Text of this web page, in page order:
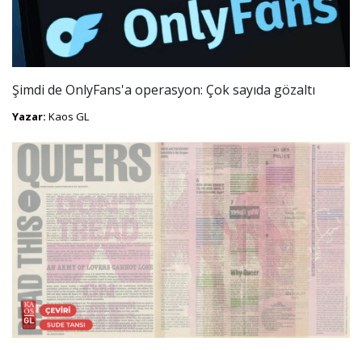
Şimdi de OnlyFans'a operasyon: Çok sayıda gözaltı
Yazar: Kaos GL